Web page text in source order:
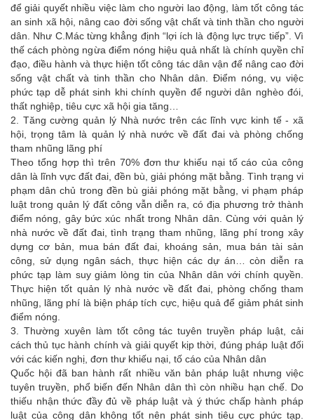
để giải quyết nhiều việc làm cho người lao động, làm tốt công tác
an sinh xã hội, nâng cao đời sống vật chất và tinh thần cho người
dân. Như C.Mác từng khẳng định “lợi ích là động lực trực tiếp”. Vì
thế cách phòng ngừa điểm nóng hiệu quả nhất là chính quyền chỉ
đạo, điều hành và thực hiện tốt công tác dân vận để nâng cao đời
sống vật chất và tinh thần cho Nhân dân. Điểm nóng, vụ việc
phức tạp dễ phát sinh khi chính quyền để người dân nghèo đói,
thất nghiệp, tiêu cực xã hội gia tăng…
2. Tăng cường quản lý Nhà nước trên các lĩnh vực kinh tế - xã
hội, trọng tâm là quản lý nhà nước về đất đai và phòng chống
tham nhũng lãng phí
Theo tổng hợp thì trên 70% đơn thư khiếu nại tố cáo của công
dân là lĩnh vực đất đai, đền bù, giải phóng mặt bằng. Tình trạng vi
phạm dân chủ trong đền bù giải phóng mặt bằng, vi phạm pháp
luật trong quản lý đất công vẫn diễn ra, có địa phương trở thành
điểm nóng, gây bức xúc nhất trong Nhân dân. Cùng với quản lý
nhà nước về đất đai, tình trạng tham nhũng, lãng phí trong xây
dựng cơ bản, mua bán đất đai, khoáng sản, mua bán tài sản
công, sử dụng ngân sách, thực hiện các dự án… còn diễn ra
phức tạp làm suy giảm lòng tin của Nhân dân với chính quyền.
Thực hiện tốt quản lý nhà nước về đất đai, phòng chống tham
nhũng, lãng phí là biện pháp tích cực, hiệu quả để giảm phát sinh
điểm nóng.
3. Thường xuyên làm tốt công tác tuyên truyền pháp luật, cải
cách thủ tục hành chính và giải quyết kịp thời, đúng pháp luật đối
với các kiến nghị, đơn thư khiếu nại, tố cáo của Nhân dân
Quốc hội đã ban hành rất nhiều văn bản pháp luật nhưng việc
tuyên truyền, phổ biến đến Nhân dân thì còn nhiều hạn chế. Do
thiếu nhận thức đầy đủ về pháp luật và ý thức chấp hành pháp
luật của công dân không tốt nên phát sinh tiêu cực phức tạp.